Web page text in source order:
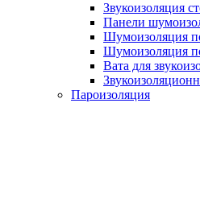
Звукоизоляция
Панели
Шумоизоляция
Шумоизоляция
Вата для
Пароизоляция